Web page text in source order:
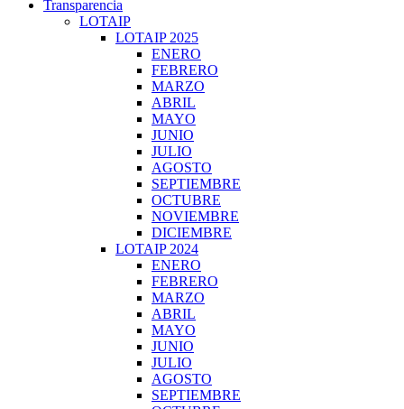
Transparencia
LOTAIP
LOTAIP 2025
ENERO
FEBRERO
MARZO
ABRIL
MAYO
JUNIO
JULIO
AGOSTO
SEPTIEMBRE
OCTUBRE
NOVIEMBRE
DICIEMBRE
LOTAIP 2024
ENERO
FEBRERO
MARZO
ABRIL
MAYO
JUNIO
JULIO
AGOSTO
SEPTIEMBRE